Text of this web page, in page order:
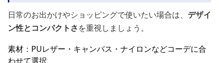
日常のお出かけやショッピングで使いたい場合は、 デザイ
ン性とコンパクトさを重視しましょう。
素材：PUレザー・キャンバス・ナイロンなどコーデに合
わせて選択